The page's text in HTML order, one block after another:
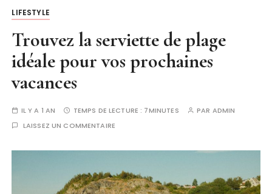
LIFESTYLE
Trouvez la serviette de plage
idéale pour vos prochaines
vacances
IL Y A 1 AN TEMPS DE LECTURE : 7MINUTES PAR ADMIN
LAISSEZ UN COMMENTAIRE